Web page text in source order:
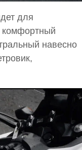
для
комфортный
навесно